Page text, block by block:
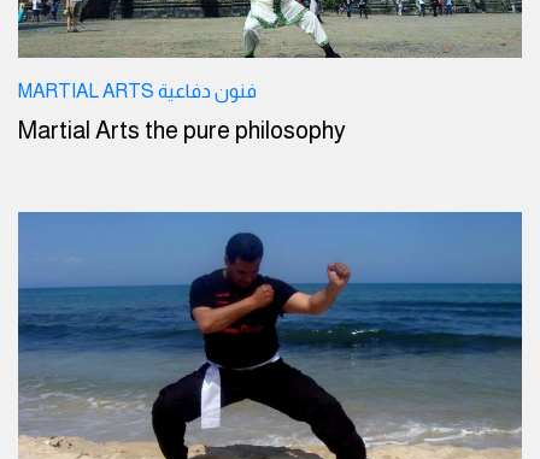
MARTIAL ARTS فنون دفاعية
Martial Arts the pure philosophy